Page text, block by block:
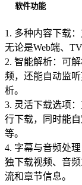
软件功能
1. 多种内容下载
无论是Web端、
2. 智能解析：可
频，还能自动监
析。
3. 灵活下载选项
行下载，同时能
等。
4. 字幕与音频处
独下载视频、音
流和章节信息。